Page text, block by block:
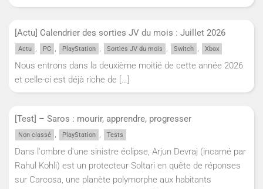
[Actu] Calendrier des sorties JV du mois : Juillet 2026
Actu , PC , PlayStation , Sorties JV du mois , Switch , Xbox
Nous entrons dans la deuxième moitié de cette année 2026
et celle-ci est déjà riche de […]
[Test] – Saros : mourir, apprendre, progresser
Non classé , PlayStation , Tests
Dans l'ombre d'une sinistre éclipse, Arjun Devraj (incarné par
Rahul Kohli) est un protecteur Soltari en quête de réponses
sur Carcosa, une planète polymorphe aux habitants